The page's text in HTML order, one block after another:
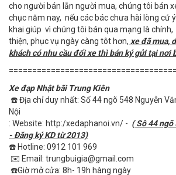
cho người bán lẫn người mua, chúng tôi bán
chục năm nay, nếu các bác chưa hài lòng cứ
khai giúp vì chúng tôi bán qua mạng là
thiện, phục vụ ngày càng tôt hơn, xe đã mua,
khách có nhu cầu đổi xe thì bán ký gửi tại nơi
Xe đạp Nhật bãi Trung Kiên
☎️ Địa chỉ duy nhất: Số 44 ngõ 548 Nguyễn
Nội
: Website: http:/xedaphanoi.vn/ - ( Sô 44
- Đăng ký KD từ 2013)
☎️ Hotline: 0912 101 969
✉️ Email: trungbuigia@gmail.com
☎️Giờ mở cửa: 8h- 19h hàng ngày